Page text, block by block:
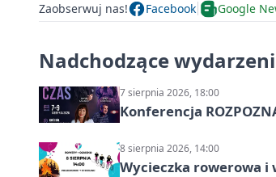
Zaobserwuj nas! Facebook Google
Nadchodzące
7 sierpnia 2026, 18:00
Konferencja
8 sierpnia 2026, 14:00
Wycieczka rowerowa i